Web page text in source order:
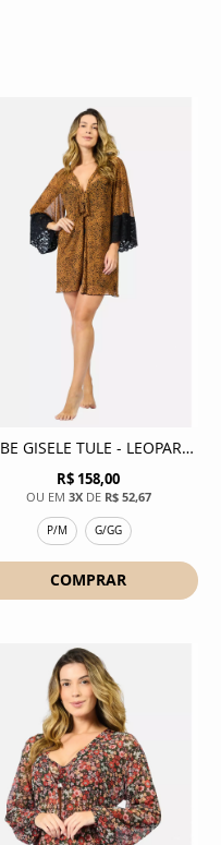
ROBE GISELE TULE - LEOPARDO AVELA
R$ 158,00
3XDE R$ 52,67
P/M G/GG
COMPRAR